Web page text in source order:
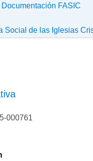
FASIC
Social de las Iglesias
000761